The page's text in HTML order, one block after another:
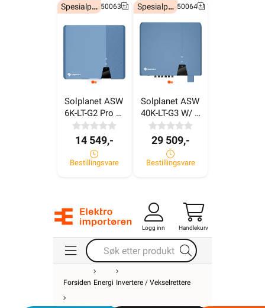
Solplanet ASW
6K-LT-G2 Pro
14 549,-
Bestillingsvare
Solplanet ASW
40K-LT-G3 W/
29 509,-
Bestillingsvare
Forsiden Energi Invertere / Vekselrettere
On-Grid